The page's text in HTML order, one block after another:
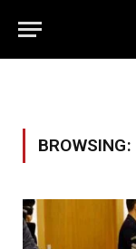
BROWSING: